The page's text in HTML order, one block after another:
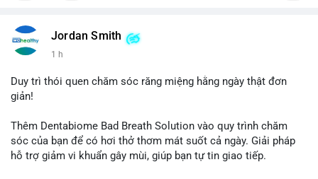
$btc $eth
#vlikevn #titanbot
Jordan Smith
1 h
Duy trì thói quen chăm sóc răng miệng hằng ngày thật đơn
giản!
Thêm Dentabiome Bad Breath Solution vào quy trình chăm
sóc của bạn để có hơi thở thơm mát suốt cả ngày. Giải pháp
hỗ trợ giảm vi khuẩn gây mùi, giúp bạn tự tin giao tiếp.